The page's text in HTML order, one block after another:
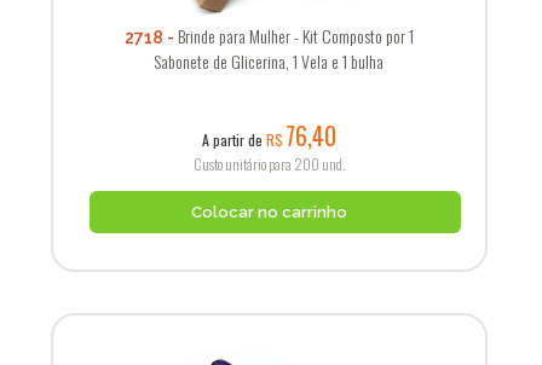
2718
Brinde para Mulher - Kit Composto por 1
Sabonete de Glicerina, 1 Vela e 1 bulha
A partir de R$ 76,40
Custo unitário para 200 und.
Colocar no carrinho